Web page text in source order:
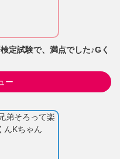
定試験で、満点でした♪Gく
ー